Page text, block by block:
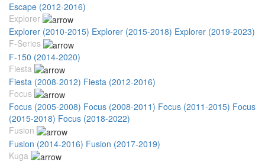
Escape (2012-2016)
Explorer
Explorer (2010-2015) Explorer (2015-2018) Explorer (2019-2023)
F-Series
F-150 (2014-2020)
Fiesta
Fiesta (2008-2012) Fiesta (2012-2016)
Focus
Focus (2005-2008) Focus (2008-2011) Focus (2011-2015) Focus
(2015-2018) Focus (2018-2022)
Fusion
Fusion (2014-2016) Fusion (2017-2019)
Kuga